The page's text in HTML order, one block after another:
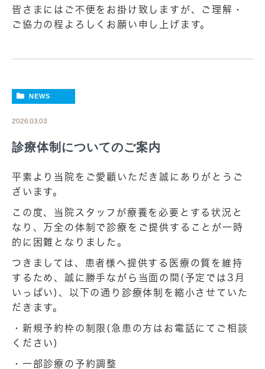
皆さまにはご不便をお掛け致しますが、ご理解・
ご協力の程よろしくお願い申し上げます。
NEWS
2026.03.03
診療体制についてのご案内
平素より当院をご愛顧いただき誠にありがとうご
ざいます。
この度、当院スタッフが療養を必要とする状況と
なり、万全の体制で診療をご提供することが一時
的に困難となりました。
つきましては、患者様へ提供する医療の質を維持
するため、誠に勝手ながら当面の間(予定では3月
いっぱい)、以下の通り診療体制を縮小させていた
だきます。
・新規予約枠の制限(急患の方はお電話にてご相談
ください)
・一部診療の予約調整